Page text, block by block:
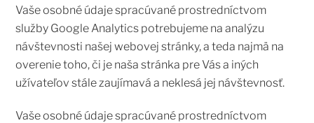
Vaše osobné údaje spracúvané prostredníctvom
služby Google Analytics potrebujeme na analýzu
návštevnosti našej webovej stránky, a teda najmä na
overenie toho, či je naša stránka pre Vás a iných
užívateľov stále zaujímavá a neklesá jej návštevnosť.
Vaše osobné údaje spracúvané prostredníctvom